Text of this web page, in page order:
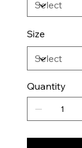
Size
Quantity